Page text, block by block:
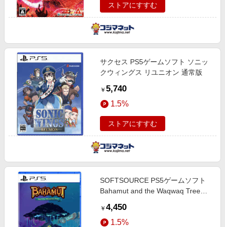
ストアにすすむ
サクセス PS5ゲームソフト ソニッ
クウィングス リユニオン 通常版
￥ 5,740
1.5%
ストアにすすむ
SOFTSOURCE PS5ゲームソフト
Bahamut and the Waqwaq Tree
￥ 4,450
1.5%